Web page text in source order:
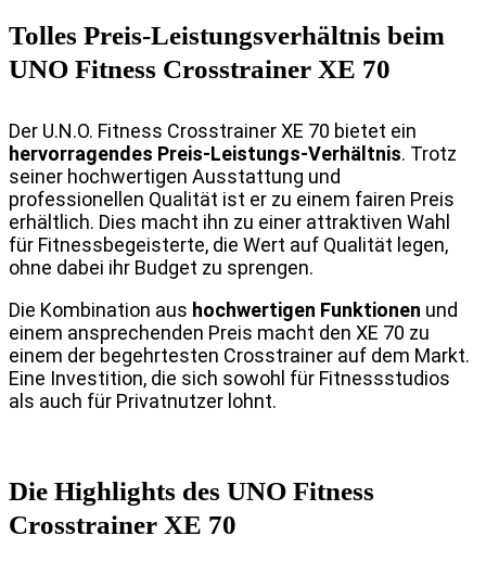
Tolles Preis-Leistungsverhältnis beim
UNO Fitness Crosstrainer XE 70
Der U.N.O. Fitness Crosstrainer XE 70 bietet ein
hervorragendes Preis-Leistungs-Verhältnis. Trotz
seiner hochwertigen Ausstattung und
professionellen Qualität ist er zu einem fairen Preis
erhältlich. Dies macht ihn zu einer attraktiven Wahl
für Fitnessbegeisterte, die Wert auf Qualität legen,
ohne dabei ihr Budget zu sprengen.
Die Kombination aus hochwertigen Funktionen und
einem ansprechenden Preis macht den XE 70 zu
einem der begehrtesten Crosstrainer auf dem Markt.
Eine Investition, die sich sowohl für Fitnessstudios
als auch für Privatnutzer lohnt.
Die Highlights des UNO Fitness
Crosstrainer XE 70